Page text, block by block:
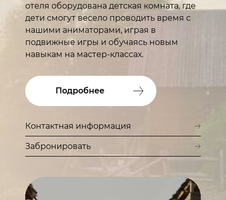
отеля оборудована детская комната, где
дети смогут весело проводить время с
нашими аниматорами, играя в
подвижные игры и обучаясь новым
навыкам на мастер-классах.
Подробнее
Контактная информация
Забронировать